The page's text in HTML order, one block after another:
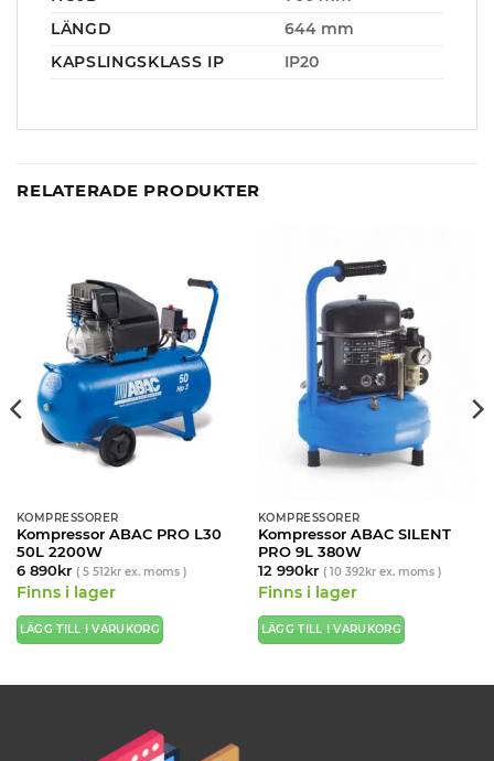
LÄNGD
644 mm
KAPSLINGSKLASS IP
IP20
RELATERADE PRODUKTER
KOMPRESSORER
Kompressor ABAC PRO L30
50L 2200W
6 890kr ( 5 512krex. moms )
Finns i lager
LÄGG TILL I VARUKORG
KOMPRESSORER
Kompressor ABAC SILENT
PRO 9L 380W
12 990kr ( 10 392krex. moms )
Finns i lager
LÄGG TILL I VARUKORG